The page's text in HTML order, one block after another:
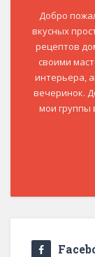
Добро
вкусных
рецептов
своими
интерьера,
вечеринок.
мои группы